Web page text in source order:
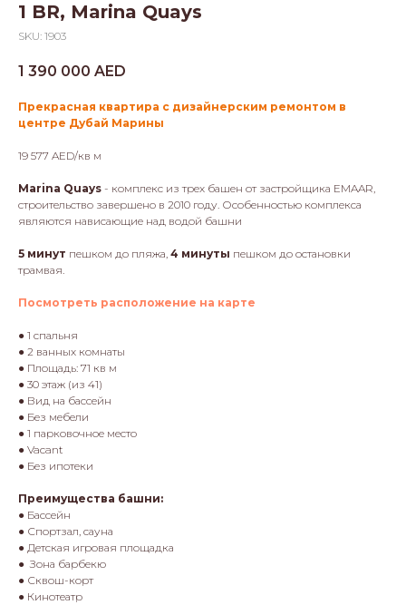
1 BR, Marina Quays
SKU: 1903
1 390 000 AED
Прекрасная квартира с дизайнерским ремонтом в
центре Дубай Марины
19 577 AED/кв м
Marina Quays - комплекс из трех башен от застройщика EMAAR,
строительство завершено в 2010 году. Особенностью комплекса
являются нависающие над водой башни
5 минут пешком до пляжа, 4 минуты пешком до остановки
трамвая.
Посмотреть расположение на карте
● 1 спальня
● 2 ванных комнаты
● Площадь: 71 кв м
● 30 этаж (из 41)
● Вид на бассейн
● Без мебели
● 1 парковочное место
● Vacant
● Без ипотеки
Преимущества башни:
● Бассейн
● Спортзал, сауна
● Детская игровая площадка
● Зона барбекю
● Сквош-корт
● Кинотеатр